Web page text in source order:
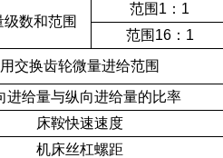
数和范围
范围1：1
范围16：1
用交换齿轮微量进给范围
进给量与纵向进给量的比率
床鞍快速速度
机床丝杠螺距